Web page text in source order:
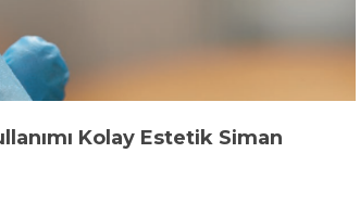
Kolay Estetik Siman